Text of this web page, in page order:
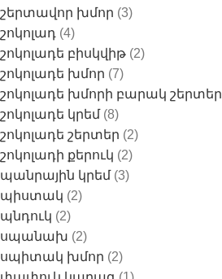
շերտավոր խմոր (3)
շոկոլադ (4)
շոկոլադե բիսկվիթ (2)
շոկոլադե խմոր (7)
շոկոլադե խմորի բարակ շերտեր
շոկոլադե կրեմ (8)
շոկոլադե շերտեր (2)
շոկոլադի քերուկ (2)
պանրային կրեմ (3)
պիստակ (2)
պնդուկ (2)
սպանախ (2)
սպիտակ խմոր (2)